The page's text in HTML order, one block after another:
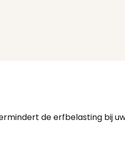
de erfbelasting bij